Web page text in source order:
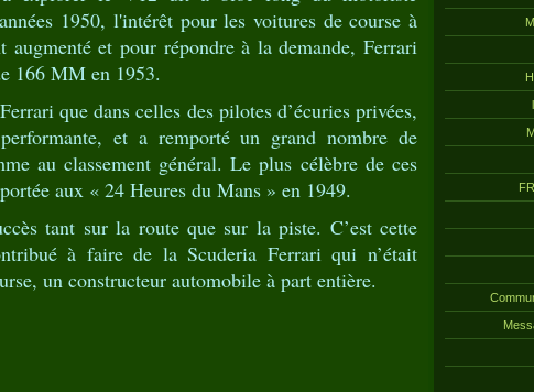
1950, l'intérêt pour les voitures de course à
augmenté et pour répondre à la demande, Ferrari
166 MM en 1953.
que dans celles des pilotes d’écuries privées,
et a remporté un grand nombre de
au classement général. Le plus célèbre de ces
aux « 24 Heures du Mans » en 1949.
tant sur la route que sur la piste. C’est cette
à faire de la Scuderia Ferrari qui n’était
un constructeur automobile à part entière.